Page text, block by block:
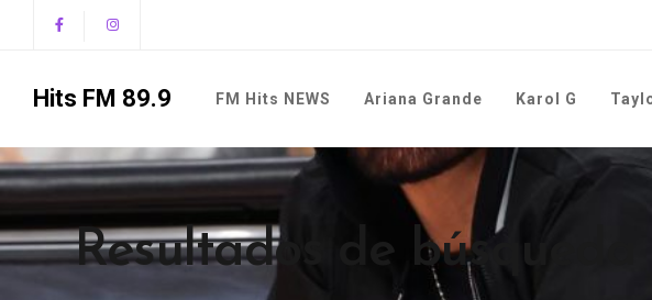
Hits FM 89.9 FM Hits NEWS Ariana Grande Karol G
Resultados de